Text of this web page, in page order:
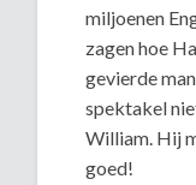
miljoenen
zagen hoe
gevierde
spektakel
William. Hij
goed!